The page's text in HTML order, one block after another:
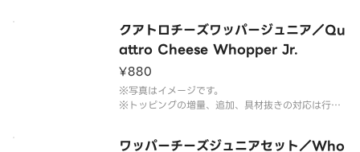
ざいます。なお、商品の破損を防ぐため、フィルム
には空気穴がございます。
クアトロチーズワッパージュニア／Qu
attro Cheese Whopper Jr.
¥880
※写真はイメージです。
※トッピングの増量、追加、具材抜きの対応は行っ
ワッパーチーズジュニアセット／Who